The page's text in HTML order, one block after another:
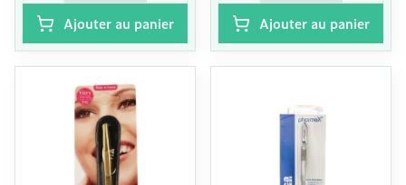
Ajouter au panier Ajouter au panier